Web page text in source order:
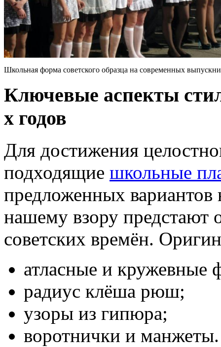
Школьная форма советского образца на современных
Ключевые аспекты
х годов
Для достижения
подходящие школьные
предложенных вариантов
нашему взору предстают
советских времён.
атласные и кружевные
радиус клёша рюш;
узоры из гипюра;
воротнички и манжеты.